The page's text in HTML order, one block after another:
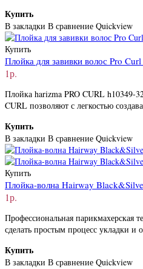
Купить
В закладки В сравнение Quickview
Купить
Плойка для завивки волос Pro
1р.
Плойка harizma PRO CURL h10349-
CURL позволяют с легкостью
Купить
В закладки В сравнение Quickview
Купить
Плойка-волна Hairway
1р.
Профессиональная парикмахерская
сделать простым процесс укладки и
Купить
В закладки В сравнение Quickview